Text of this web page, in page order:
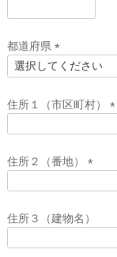
須
)
都道府県
(
須
)
住所１（市区町村）
)
住所２（番地）
須
)
住所３（建物名）